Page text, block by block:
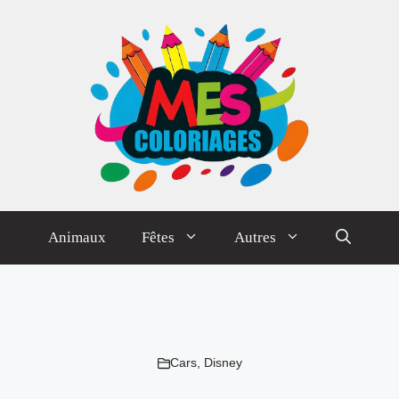
Animaux Fêtes Autres
Cars, Disney